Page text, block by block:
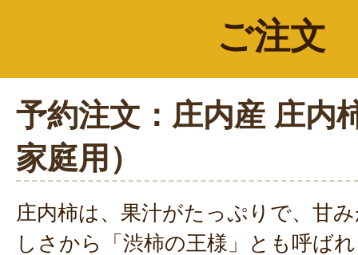
ご注文
予約注文：庄内産 庄内
家庭用）
庄内柿は、果汁がたっぷりで、甘
しさから「渋柿の王様」とも呼ば